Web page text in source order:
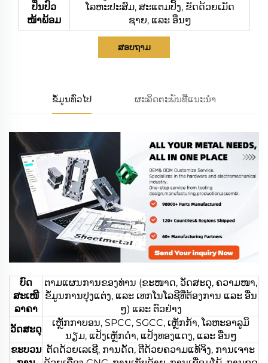
ປິ່ນປົວ
ໜ້າພ້ອມ
ໂລຫະປະສົມ, ສະແຕມປິ້ງ, ຂັດດ້ວຍເມັດ
ຊາຍ, ແລະ ອື່ນໆ
ສອບຖາມ
ຂໍ້ມູນທົ່ວໄປ ຜະລິດຕະພັນທີ່ແນະນຳ
ບົດ
ສະເໜີ
ລາຄາ
ຕາມແຜນການຂອງທ່ານ (ຂະໜາດ, ວັດສະດຸ, ຄວາມໜາ,
ຂໍ້ມູນການປຸງແຕ່ງ, ແລະ ເທກໂນໂລຊີທີ່ຕ້ອງການ ແລະ ອື່ນ
ໆ) ແລະ ຕົວຢ່າງ
ວັດສະດຸ
ເຫຼັກກາບອນ, SPCC, SGCC, ເຫຼັກກ້າ, ໂລຫະອາລູມິ
ນຽມ, ແປ້ງເຫຼັກດຳ, ແປ້ງທອງແດງ, ແລະ ອື່ນໆ
ຂະບວນ ຕັດດ້ວຍເລເຊີ, ການດັດ, ຕີດ້ວຍຄວາມແທ້ຈິງ, ການເຈາະ